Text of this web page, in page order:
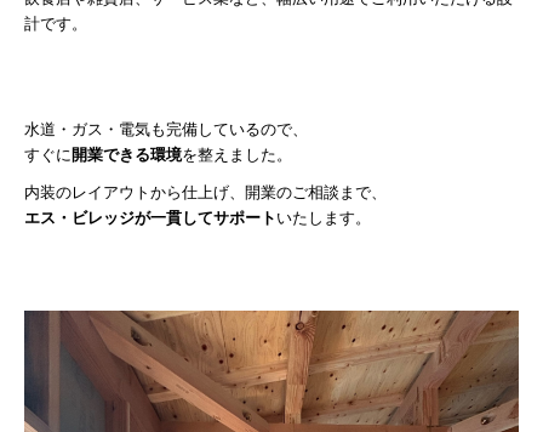
計です。
水道・ガス・電気も完備しているので、
すぐに 開業できる環境を整えました。
内装のレイアウトから仕上げ、開業のご相談まで、
エス・ビレッジが一貫してサポート いたします。